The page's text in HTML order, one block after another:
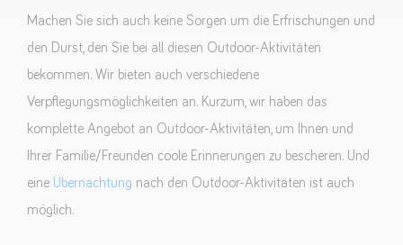
Machen Sie sich auch keine Sorgen um die Erfrischungen und
den Durst, den Sie bei all diesen Outdoor-Aktivitäten
bekommen. Wir bieten auch verschiedene
Verpflegungsmöglichkeiten an. Kurzum, wir haben das
komplette Angebot an Outdoor-Aktivitäten, um Ihnen und
Ihrer Familie/Freunden coole Erinnerungen zu bescheren. Und
eine Übernachtung nach den Outdoor-Aktivitäten ist auch
möglich.